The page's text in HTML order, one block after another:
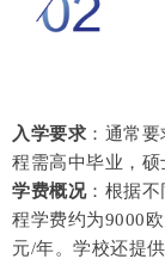
入学要求 ：通常要
程需高中毕业，硕
学费概况：根据不
程学费约为9000
元/年。学校还提